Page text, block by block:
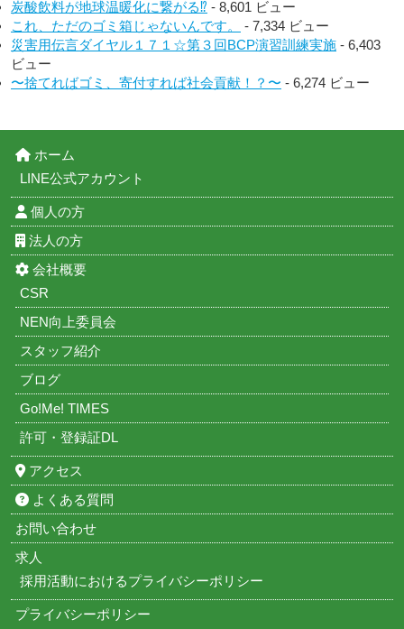
炭酸飲料が地球温暖化に繋がる⁉︎ - 8,601 ビュー
これ、ただのゴミ箱じゃないんです。
- 7,334 ビュー
災害用伝言ダイヤル１７１☆第３回BCP演習訓練実施 - 6,403
ビュー
〜捨てればゴミ、寄付すれば社会貢献！？〜 - 6,274 ビュー
ホーム
LINE公式アカウント
個人の方
法人の方
会社概要
CSR
NEN向上委員会
スタッフ紹介
ブログ
Go!Me! TIMES
許可・登録証DL
アクセス
よくある質問
お問い合わせ
求人
採用活動におけるプライバシーポリシー
プライバシーポリシー